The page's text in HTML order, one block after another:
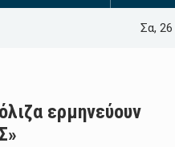
Σα,
ερμηνεύουν